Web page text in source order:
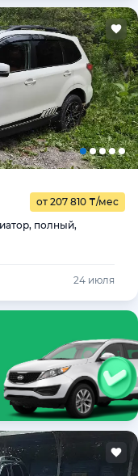
от 207 810 ₸/мес
полный,
24 июля